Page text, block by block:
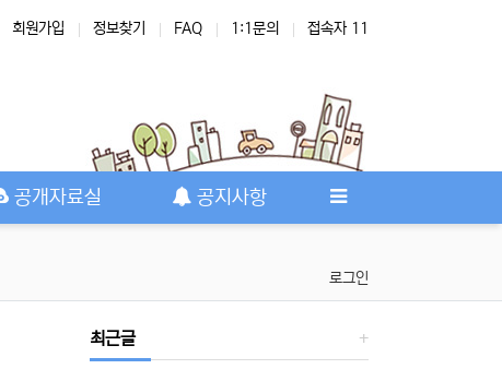
회원가입 정보찾기 FAQ 1:1문의 접속자 11
공개자료실 공지사항
로그인
최근글